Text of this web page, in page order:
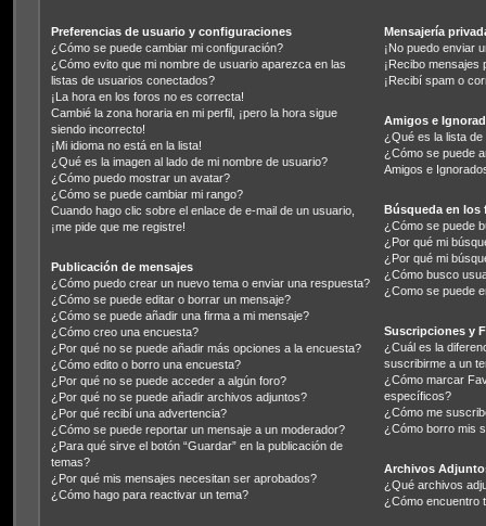
Preferencias de usuario y configuraciones
¿Cómo se puede cambiar mi configuración?
¿Cómo evito que mi nombre de usuario aparezca en las
listas de usuarios conectados?
¡La hora en los foros no es correcta!
Cambié la zona horaria en mi perfil, ¡pero la hora sigue
siendo incorrecto!
¡Mi idioma no está en la lista!
¿Qué es la imagen al lado de mi nombre de usuario?
¿Cómo puedo mostrar un avatar?
¿Cómo se puede cambiar mi rango?
Cuando hago clic sobre el enlace de e-mail de un usuario,
¡me pide que me registre!
Publicación de mensajes
¿Cómo puedo crear un nuevo tema o enviar una respuesta?
¿Cómo se puede editar o borrar un mensaje?
¿Cómo se puede añadir una firma a mi mensaje?
¿Cómo creo una encuesta?
¿Por qué no se puede añadir más opciones a la encuesta?
¿Cómo edito o borro una encuesta?
¿Por qué no se puede acceder a algún foro?
¿Por qué no se puede añadir archivos adjuntos?
¿Por qué recibí una advertencia?
¿Cómo se puede reportar un mensaje a un moderador?
¿Para qué sirve el botón “Guardar” en la publicación de
temas?
¿Por qué mis mensajes necesitan ser aprobados?
¿Cómo hago para reactivar un tema?
Mensajería
¡No puedo enviar
¡Recibo mensajes
¡Recibí spam o
Amigos e
¿Qué es la lista
¿Cómo se puede
Amigos e
Búsqueda en los
¿Cómo se puede
¿Por qué mi
¿Por qué mi
¿Cómo busco
¿Como se puede
Suscripciones y
¿Cuál es la
suscribirme a un
¿Cómo marcar
específicos?
¿Cómo me
¿Cómo borro mis
Archivos
¿Qué archivos
¿Cómo encuentro